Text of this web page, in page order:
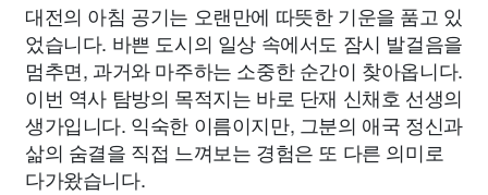
대전의 아침 공기는 오랜만에 따뜻한 기운을 품고 있
었습니다. 바쁜 도시의 일상 속에서도 잠시 발걸음을
멈추면, 과거와 마주하는 소중한 순간이 찾아옵니다.
이번 역사 탐방의 목적지는 바로 단재 신채호 선생의
생가입니다. 익숙한 이름이지만, 그분의 애국 정신과
삶의 숨결을 직접 느껴보는 경험은 또 다른 의미로
다가왔습니다.